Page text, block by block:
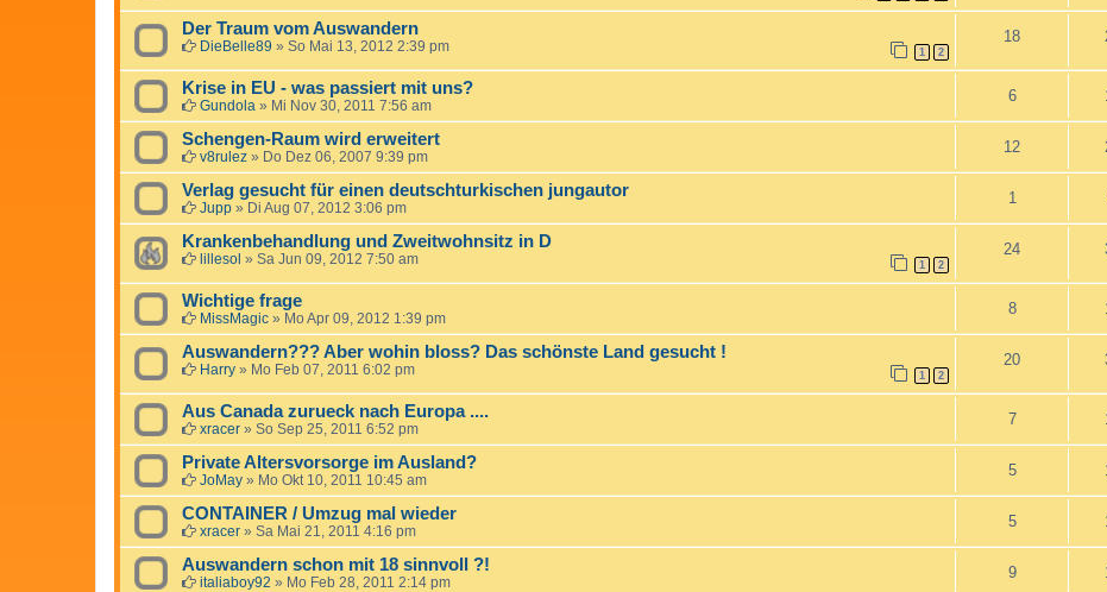
Der Traum vom Auswandern
DieBelle89 » So Mai 13, 2012 2:39 pm 1 2
18
Krise in EU - was passiert mit uns?
Gundola » Mi Nov 30, 2011 7:56 am
6
Schengen-Raum wird erweitert
v8rulez » Do Dez 06, 2007 9:39 pm
12
Verlag gesucht für einen deutschturkischen jungautor
Jupp » Di Aug 07, 2012 3:06 pm
1
Krankenbehandlung und Zweitwohnsitz in D
lillesol » Sa Jun 09, 2012 7:50 am 1 2
24
Wichtige frage
MissMagic » Mo Apr 09, 2012 1:39 pm
8
Auswandern??? Aber wohin bloss? Das schönste Land gesucht !
Harry » Mo Feb 07, 2011 6:02 pm 1 2
20
Aus Canada zurueck nach Europa ....
xracer » So Sep 25, 2011 6:52 pm
7
Private Altersvorsorge im Ausland?
JoMay » Mo Okt 10, 2011 10:45 am
5
CONTAINER / Umzug mal wieder
xracer » Sa Mai 21, 2011 4:16 pm
5
Auswandern schon mit 18 sinnvoll ?!
italiaboy92 » Mo Feb 28, 2011 2:14 pm
9